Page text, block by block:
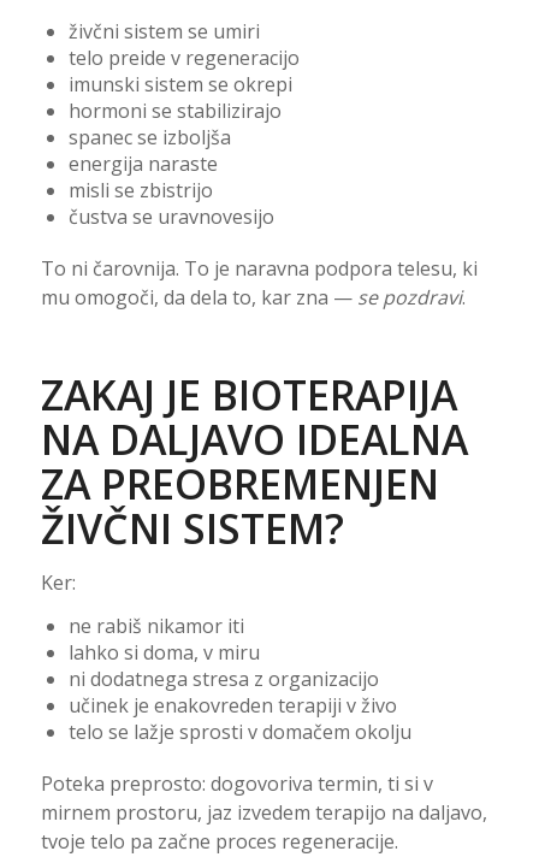
živčni sistem se umiri
telo preide v regeneracijo
imunski sistem se okrepi
hormoni se stabilizirajo
spanec se izboljša
energija naraste
misli se zbistrijo
čustva se uravnovesijo
To ni čarovnija. To je naravna podpora telesu, ki
mu omogoči, da dela to, kar zna — se pozdravi.
ZAKAJ JE BIOTERAPIJA
NA DALJAVO IDEALNA
ZA PREOBREMENJEN
ŽIVČNI SISTEM?
Ker:
ne rabiš nikamor iti
lahko si doma, v miru
ni dodatnega stresa z organizacijo
učinek je enakovreden terapiji v živo
telo se lažje sprosti v domačem okolju
Poteka preprosto: dogovoriva termin, ti si v
mirnem prostoru, jaz izvedem terapijo na daljavo,
tvoje telo pa začne proces regeneracije.